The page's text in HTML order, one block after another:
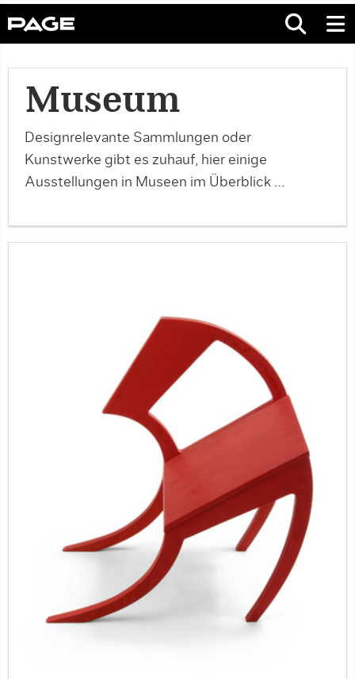
Museum
Designrelevante Sammlungen oder
Kunstwerke gibt es zuhauf, hier einige
Ausstellungen in Museen im Überblick …